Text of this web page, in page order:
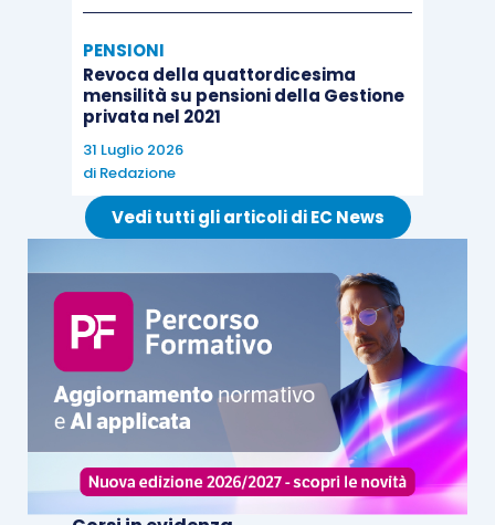
PENSIONI
Revoca della quattordicesima
mensilità su pensioni della Gestione
privata nel 2021
31 Luglio 2026
di Redazione
Vedi tutti gli articoli di EC News